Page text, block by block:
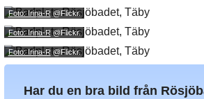
Foto: Irina-R@Flickr.
Foto: Irina-R@Flickr.
Foto: Irina-R@Flickr.
Har du en bra bild från